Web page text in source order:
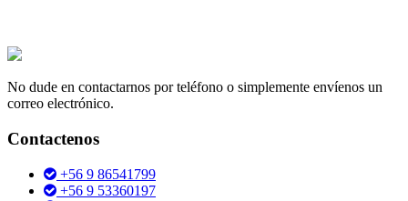
No dude en contactarnos por teléfono o simplemente envíenos un
correo electrónico.
Contactenos
+56 9 86541799
+56 9 53360197